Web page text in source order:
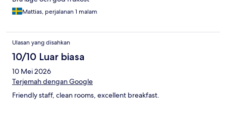
Mattias, perjalanan 1 malam
Ulasan yang disahkan
10/10 Luar biasa
10 Mei 2026
Terjemah dengan Google
Friendly staff, clean rooms, excellent breakfast.